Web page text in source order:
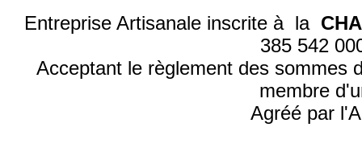
Entreprise Artisanale inscrite à la
385 542
Acceptant le règlement des sommes
membre
Agréé par